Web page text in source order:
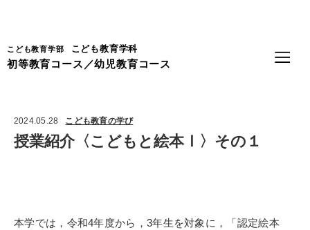
こども教育学部 こども教育学科
初等教育コース／幼児教育コース
2024.05.28 こども教育の学び
授業紹介〈こどもと絵本Ⅰ〉その１
本学では，令和4年度から， 3年生を対象に，「認定絵本